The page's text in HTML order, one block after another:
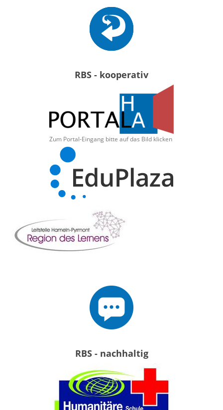
RBS - kooperativ
Zum Portal-Eingang bitte auf das Bild klicken
RBS - nachhaltig